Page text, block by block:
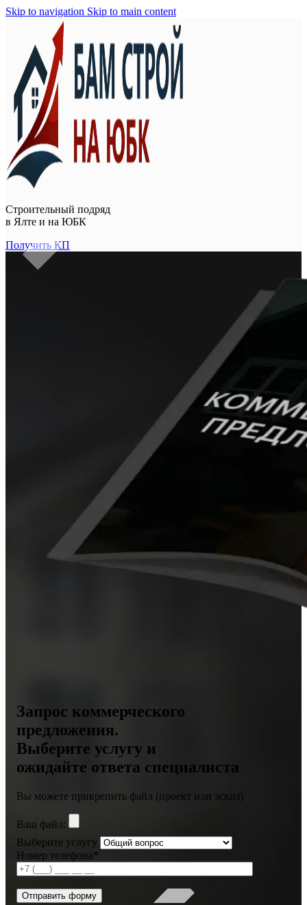
Skip to navigation Skip to main content
Строительный подряд
в Ялте и на ЮБК
Получить КП
Запрос коммерческого
предложения.
Выберите услугу и
ожидайте ответа специалиста
Вы можете прикрепить файл (проект или эскиз)
Ваш файл:
Выберите услугу
Номер телефона*